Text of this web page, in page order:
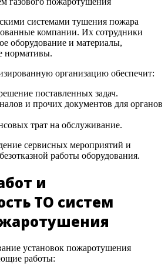
системами тушения пожара
компании. Их сотрудники
оборудование и материалы,
нормативы.
организацию обеспечит:
поставленных задач.
и прочих документов для органов
трат на обслуживание.
сервисных мероприятий и
работы оборудования.
и
ТО систем
установок пожаротушения
работы: